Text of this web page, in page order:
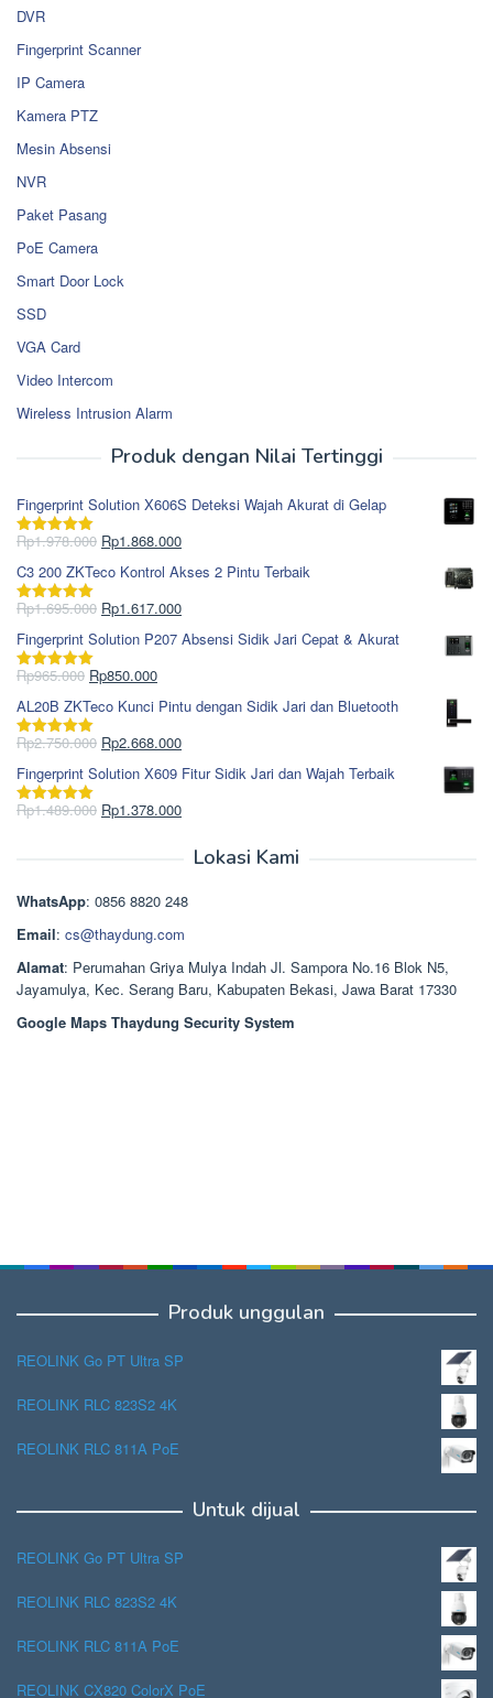
DVR
Fingerprint Scanner
IP Camera
Kamera PTZ
Mesin Absensi
NVR
Paket Pasang
PoE Camera
Smart Door Lock
SSD
VGA Card
Video Intercom
Wireless Intrusion Alarm
Produk dengan Nilai Tertinggi
Fingerprint Solution X606S Deteksi Wajah Akurat di Gelap
Dinilai5.00
Rp1.978.000 Harga
aslinya
adalah:
Rp1.978.000.
Rp1.868.000Harga
saat
ini
adalah:
C3 200 ZKTeco Kontrol Akses 2 Pintu Terbaik
Dinilai5.00
Rp1.695.000 Harga
aslinya
adalah:
Rp1.695.000.
Rp1.617.000Harga
saat
ini
Fingerprint Solution P207 Absensi Sidik Jari Cepat & Akurat
Dinilai5.00
Rp965.000 Harga
aslinya
adalah:
Rp965.000.
Rp850.000Harga
saat
ini
adalah:
AL20B ZKTeco Kunci Pintu dengan Sidik Jari dan Bluetooth
Dinilai5.00
Rp2.750.000 Harga
aslinya
adalah:
Rp2.750.000.
Rp2.668.000Harga
saat
ini
adalah:
Fingerprint Solution X609 Fitur Sidik Jari dan Wajah Terbaik
Dinilai5.00
Rp1.489.000 Harga
Rp1.378.000Harga
Rp1.378.000.
Lokasi Kami
WhatsApp: 0856 8820 248
Email: cs@thaydung.com
Alamat: Perumahan Griya Mulya Indah Jl. Sampora No.16 Blok N5,
Jayamulya, Kec. Serang Baru, Kabupaten Bekasi, Jawa Barat 17330
Google Maps Thaydung Security System
Produk unggulan
REOLINK Go PT Ultra SP
REOLINK RLC 823S2 4K
REOLINK RLC 811A PoE
Untuk dijual
REOLINK Go PT Ultra SP
REOLINK RLC 823S2 4K
REOLINK RLC 811A PoE
REOLINK CX820 ColorX PoE